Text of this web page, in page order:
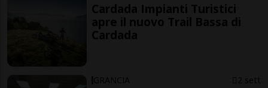
Cardada Impianti Turistici
apre il nuovo Trail Bassa di
Cardada
GRANCIA 2 sett